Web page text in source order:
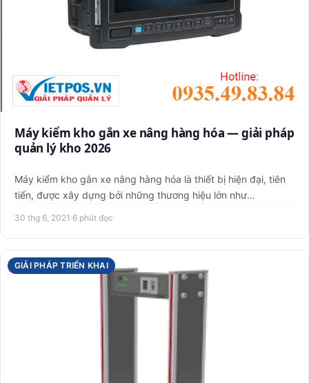
Máy kiểm kho gắn xe nâng hàng hóa — giải pháp
quản lý kho 2026
Máy kiểm kho gắn xe nâng hàng hóa là thiết bị hiện đại, tiên
tiến, được xây dựng bởi những thương hiệu lớn như
30 thg 6, 2021 ·6 phút đọc
GIẢI PHÁP TRIỂN KHAI